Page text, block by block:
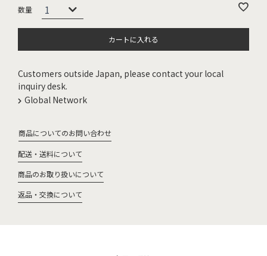
カートに入れる
Customers outside Japan, please contact your local
inquiry desk.
Global Network
商品についてのお問い合わせ
配送・送料について
商品のお取り扱いについて
返品・交換について